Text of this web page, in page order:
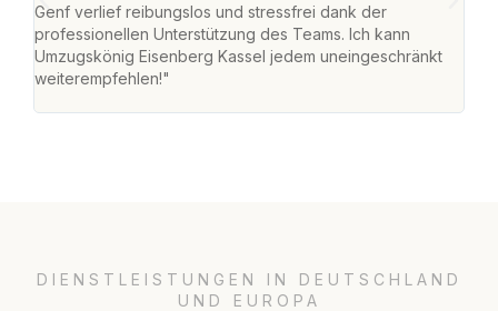
Genf verlief reibungslos und stressfrei dank der
professionellen Unterstützung des Teams. Ich kann
Umzugskönig Eisenberg Kassel jedem uneingeschränkt
weiterempfehlen!"
DIENSTLEISTUNGEN IN DEUTSCHLAND
UND EUROPA